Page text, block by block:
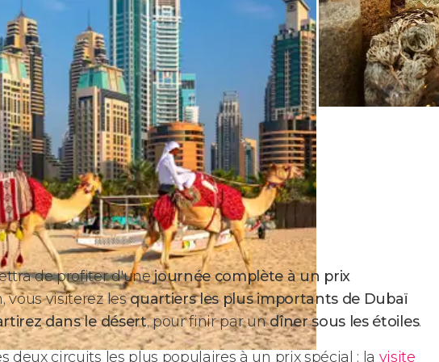
de profiter d'unejournée complète à un prix
vous visiterez lesquartiers les plus importants de Dubaï
dans le désert, pour finir par undîner sous les étoiles.
deux circuits les plus populaires à un prix spécial : la visite